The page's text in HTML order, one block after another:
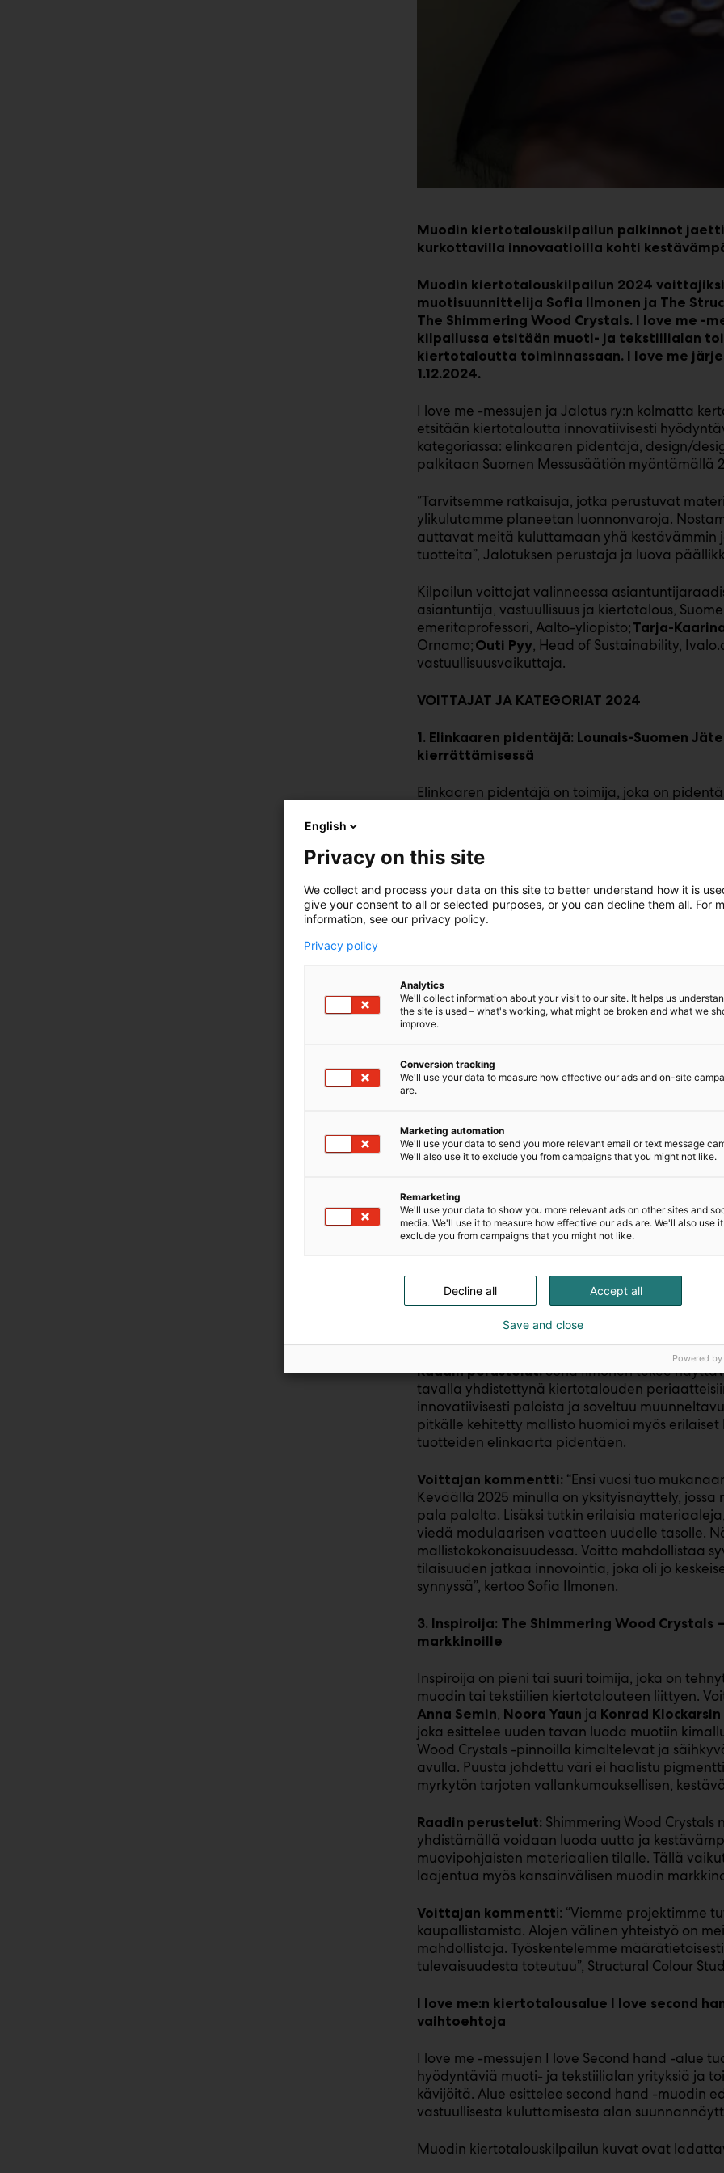
Muodin kiertotalouskilpailun palkinnot
kurkottavilla innovaatioilla kohti
Muodin kiertotalouskilpailun 2024
muotisuunnittelija Sofia Ilmonen ja The
The Shimmering Wood Crystals. I love me -
kilpailussa etsitään muoti- ja tekstiilialan
kiertotaloutta toiminnassaan. I love me
1.12.2024.
I love me -messujen ja Jalotus ry:n kolmatta
etsitään kiertotaloutta innovatiivisesti
kategoriassa: elinkaaren pidentäjä, design/
palkitaan Suomen Messusäätiön myöntämällä
”Tarvitsemme ratkaisuja, jotka perustuvat
ylikulutamme planeetan luonnonvaroja.
auttavat meitä kuluttamaan yhä kestävämmin
tuotteita”, Jalotuksen perustaja ja luova
Kilpailun voittajat valinneessa
asiantuntija, vastuullisuus ja kiertotalous,
emeritaprofessori, Aalto-yliopisto; Tarja-
Ornamo; Outi Pyy, Head of Sustainability,
vastuullisuusvaikuttaja.
VOITTAJAT JA KATEGORIAT 2024
1. Elinkaaren pidentäjä: Lounais-Suomen
kierrättämisessä
Elinkaaren pidentäjä on toimija, joka on
liiketoimintamalleja tai -ratkaisuja
tehokkuutta. Voittajaksi valittiin Lounais-
erilliskeräystä kotitalouksista ja tekee tiivistä
löytääkseen parhaan kiertotalousratkaisun
Raadin perustelut: Tekstiilijätteiden
kerääminen voi olla yksittäisille toimijoille
todella vaikuttavaa: se toimii kiertotalouden
kouluttaen ja tukien kierrätyksen verkoston
merkittävänä suunnannäyttäjänä tekstiilien
Voittajan kommentti:”Pistetään hyvä
tänään alkavaa kaupallisen muodin Kamu-
toteutettavaksi tekstiilien kiertotalouden
hyödyntämään 4000 euron projektitukea,
uusien tuotteiden kehittämisessä. Tavoitteena
kierrätystuote kuluttajamarkkinoille”, Lounais-
2. Design/designer: Sofia Ilmonen –
Kategoriassa palkitaan tuote (design), jonka
kiertotalouden periaatteisiin tai suunnittelija
periaatteita ja niiden edistämistä
valittiin muotisuunnittelijaSofia Ilmonen
,
Konseptissa jokainen vaate on muotoiltu
moduuleja. Vaatteet voidaan purkaa osiin ja
lukemattomia vaihtoehtoja käyttäjänsä
Raadin perustelut:Sofia Ilmonen tekee
tavalla yhdistettynä kiertotalouden
innovatiivisesti paloista ja soveltuu
pitkälle kehitetty mallisto huomioi myös
tuotteiden elinkaarta pidentäen.
Voittajan kommentti: “Ensi vuosi tuo
Keväällä 2025 minulla on yksityisnäyttely,
pala palalta. Lisäksi tutkin erilaisia
viedä modulaarisen vaatteen uudelle tasolle.
mallistokokonaisuudessa. Voitto mahdollistaa
tilaisuuden jatkaa innovointia, joka oli jo
synnyssä”, kertoo Sofia Ilmonen.
3. Inspiroija: The Shimmering Wood
markkinoille
Inspiroija on pieni tai suuri toimija, joka on
muodin tai tekstiilien kiertotalouteen liittyen.
Anna Semin, Noora Yaun ja Konrad Klockarsin
joka esittelee uuden tavan luoda muotiin
Wood Crystals -pinnoilla kimaltelevat ja
avulla. Puusta johdettu väri ei haalistu
myrkytön tarjoten vallankumouksellisen,
Raadin perustelut: Shimmering Wood
yhdistämällä voidaan luoda uutta ja
muovipohjaisten materiaalien tilalle. Tällä
laajentua myös kansainvälisen muodin
Voittajan kommentti: “Viemme projektimme
kaupallistamista. Alojen välinen yhteistyö on
mahdollistaja. Työskentelemme
tulevaisuudesta toteutuu”, Structural Colour
I love me:n kiertotalousalue I love second
vaihtoehtoja
I love me -messujen I love Second hand -alue
hyödyntäviä muoti- ja tekstiilialan yrityksiä ja
kävijöitä. Alue esittelee second hand -muodin
vastuullisesta kuluttamisesta alan
Muodin kiertotalouskilpailun kuvat ovat
English
Privacy on this site
We collect and process your data on this site to better understand how it is
give your consent to all or selected purposes, or you can decline them all. For
information, see our privacy policy.
Privacy policy
Analytics
We'll collect information about your visit to our site. It helps us
the site is used – what's working, what might be broken and what we
improve.
Conversion tracking
We'll use your data to measure how effective our ads and on-site
are.
Marketing automation
We'll use your data to send you more relevant email or text message
We'll also use it to exclude you from campaigns that you might not like.
Remarketing
We'll use your data to show you more relevant ads on other sites and
media. We'll use it to measure how effective our ads are. We'll also use
exclude you from campaigns that you might not like.
Accept all
Decline all
Save and close
Powered by